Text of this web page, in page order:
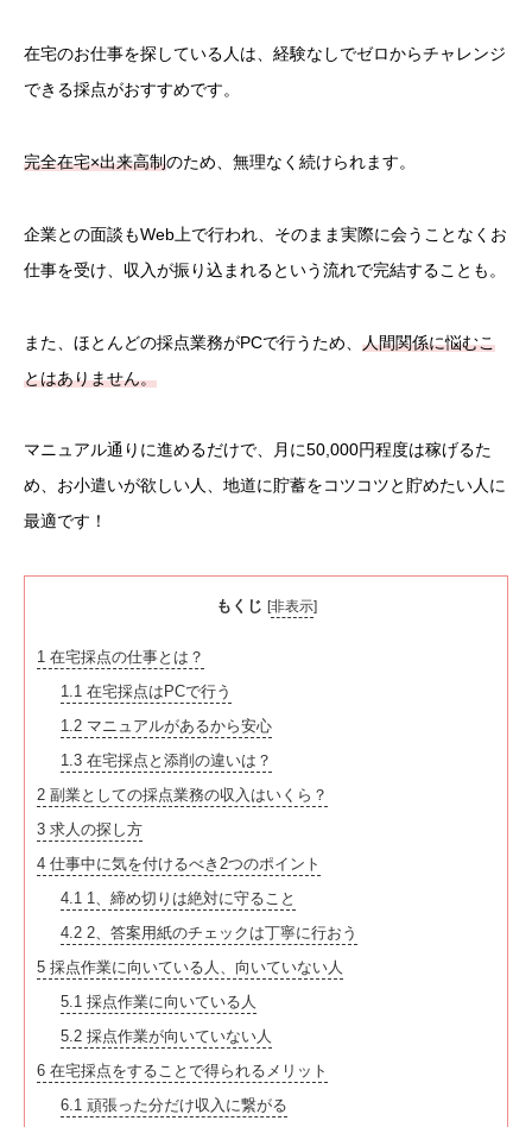
在宅のお仕事を探している人は、経験なしでゼロからチャレンジ
できる採点がおすすめです。
完全在宅×出来高制のため、無理なく続けられます。
企業との面談もWeb上で行われ、そのまま実際に会うことなくお
仕事を受け、収入が振り込まれるという流れで完結することも。
また、ほとんどの採点業務がPCで行うため、 人間関係に悩むこ
とはありません。
マニュアル通りに進めるだけで、月に50,000円程度は稼げるた
め、お小遣いが欲しい人、地道に貯蓄をコツコツと貯めたい人に
最適です！
もくじ [非表示]
1 在宅採点の仕事とは？
1.1 在宅採点はPCで行う
1.2マニュアルがあるから安心
1.3在宅採点と添削の違いは？
2 副業としての採点業務の収入はいくら？
3 求人の探し方
4 仕事中に気を付けるべき2つのポイント
4.1 1、締め切りは絶対に守ること
4.22、答案用紙のチェックは丁寧に行おう
5 採点作業に向いている人、向いていない人
5.1 採点作業に向いている人
5.2採点作業が向いていない人
6 在宅採点をすることで得られるメリット
6.1 頑張った分だけ収入に繋がる